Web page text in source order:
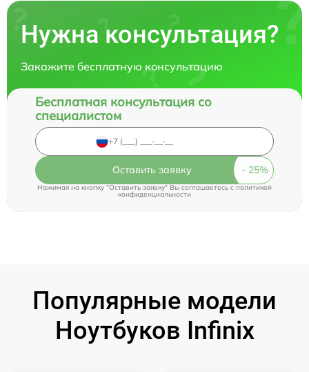
Нужна консультация?
Закажите бесплатную консультацию
Бесплатная консультация со
специалистом
Оставить заявку
Нажимая на кнопку "Оставить заявку" Вы соглашаетесь cполитикой
конфиденциальности
Популярные модели
Ноутбуков Infinix